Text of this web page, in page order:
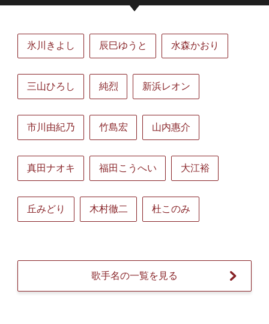
氷川きよし 辰巳ゆうと 水森かおり
三山ひろし 純烈 新浜レオン
市川由紀乃 竹島宏 山内惠介
真田ナオキ 福田こうへい 大江裕
丘みどり 木村徹二 杜このみ
歌手名の一覧を見る